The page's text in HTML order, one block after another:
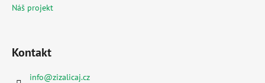
Náš projekt
Kontakt
info@zizalicaj.cz